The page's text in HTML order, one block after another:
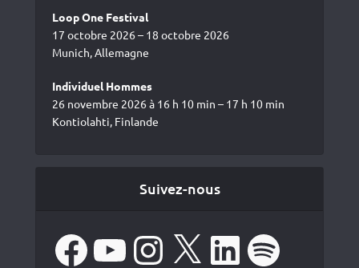
Loop One Festival
17 octobre 2026 – 18 octobre 2026
Munich, Allemagne
Individuel Hommes
26 novembre 2026 à 16 h 10 min – 17 h 10 min
Kontiolahti, Finlande
Suivez-nous
Facebook Instagram LinkedIn Spotify